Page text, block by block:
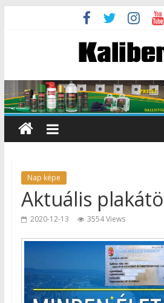
Nap képe
Aktuális
2020-12-13 3554 Views